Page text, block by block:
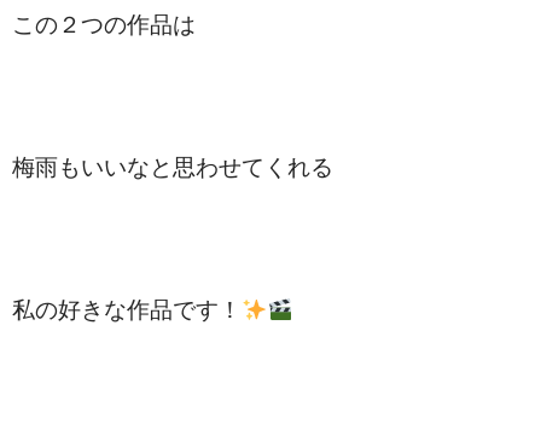
この２つの作品は
梅雨もいいなと思わせてくれる
私の好きな作品です！